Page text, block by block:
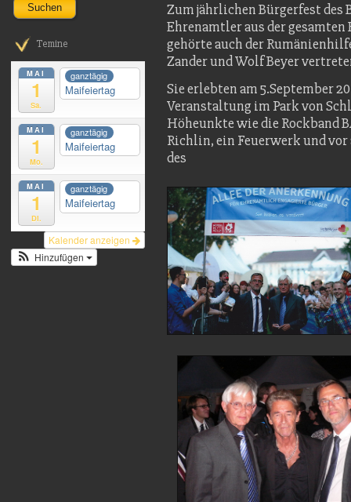
Suchen
Temine
MAI
1
Sa.
ganztägig
Maifeiertag
MAI
1
Mo.
ganztägig
Maifeiertag
MAI
1
Di.
ganztägig
Maifeiertag
Kalender anzeigen
Hinzufügen
Zum jährlichen Bürgerfest des
Ehrenamtler aus der
gehörte auch der
Zander undWolf Beyer
Sie erlebten am 5.September
Veranstaltung im Park von
Höheunkte wie die Rockband
Richlin, ein Feuerwerk und
des